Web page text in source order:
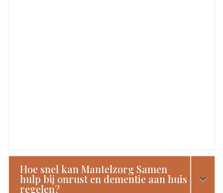
Hoe snel kan Mantelzorg Samen
hulp bij onrust en dementie aan huis
regelen?